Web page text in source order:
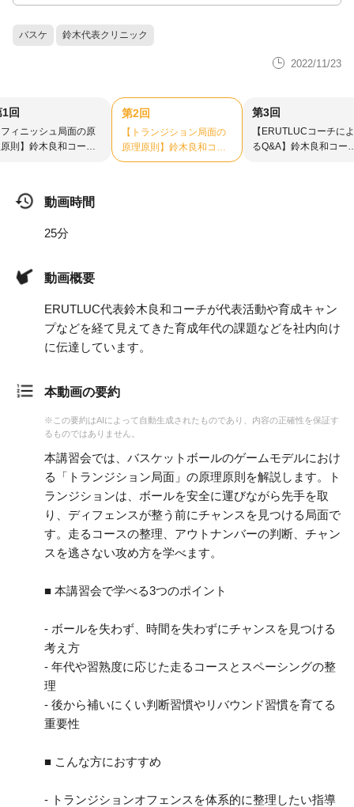
バスケ 鈴木代表クリニック
2022/11/23
回
ィニッシュ局面の原
則】鈴木良和コーチ
第2回
【トランジション局面の
原理原則】鈴木良和コー
チ伝達講習 セッション4-
第3回
【ERUTLUCコーチによ
るQ&A】鈴木良和コー
動画時間
25分
動画概要
ERUTLUC代表鈴木良和コーチが代表活動や育成キャン
プなどを経て見えてきた育成年代の課題などを社内向け
に伝達しています。
本動画の要約
※この要約はAIによって自動生成されたものであり、内容の正確性を保証す
るものではありません。
本講習会では、バスケットボールのゲームモデルにおけ
る「トランジション局面」の原理原則を解説します。ト
ランジションは、ボールを安全に運びながら先手を取
り、ディフェンスが整う前にチャンスを見つける局面で
す。走るコースの整理、アウトナンバーの判断、チャン
スを逃さない攻め方を学べます。
■ 本講習会で学べる3つのポイント
- ボールを失わず、時間を失わずにチャンスを見つける
考え方
- 年代や習熟度に応じた走るコースとスペーシングの整
理
- 後から補いにくい判断習慣やリバウンド習慣を育てる
重要性
■ こんな方におすすめ
- トランジションオフェンスを体系的に整理したい指導